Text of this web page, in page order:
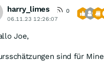
harry_limes
0
06.11.23 12:26:07
Joe,
sind für